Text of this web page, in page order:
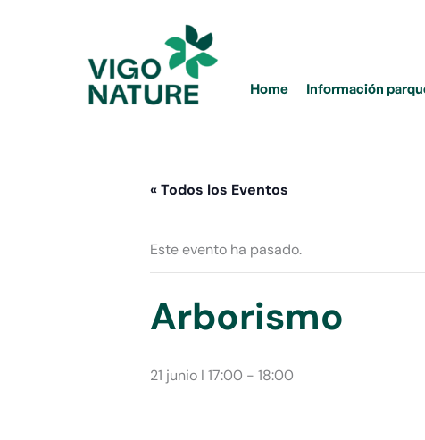
Home Información
« Todos los Eventos
Este evento ha pasado.
Arborismo
21 junio I 17:00 - 18:00